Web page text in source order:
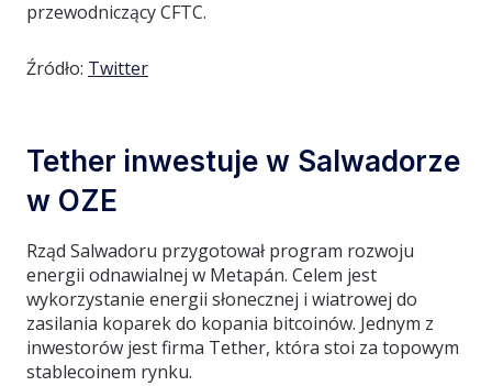
przewodniczący CFTC.
Źródło: Twitter
Tether inwestuje w Salwadorze
w OZE
Rząd Salwadoru przygotował program rozwoju
energii odnawialnej w Metapán. Celem jest
wykorzystanie energii słonecznej i wiatrowej do
zasilania koparek do kopania bitcoinów. Jednym z
inwestorów jest firma Tether, która stoi za topowym
stablecoinem rynku.